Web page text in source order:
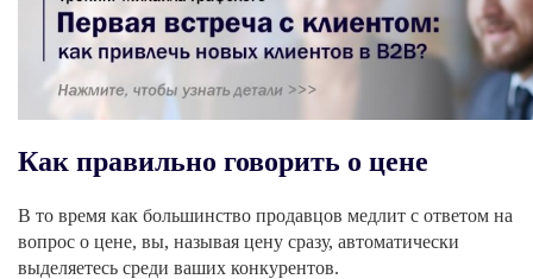
Как правильно говорить о цене
В то время как большинство продавцов медлит с ответом на
вопрос о цене, вы, называя цену сразу, автоматически
выделяетесь среди ваших конкурентов.